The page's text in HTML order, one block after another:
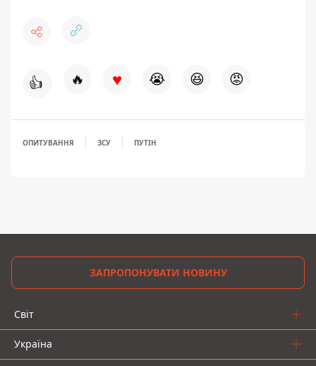
👍 🔥 ♥ 😭 😆 😡
ОПИТУВАННЯ ЗСУ ПУТІН
ЗАПРОПОНУВАТИ НОВИНУ
Світ
Україна